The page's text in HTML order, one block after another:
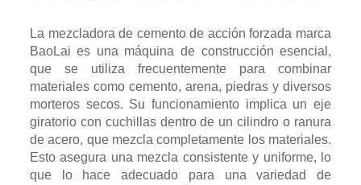
La mezcladora de cemento de acción forzada marca
BaoLai es una máquina de construcción esencial,
que se utiliza frecuentemente para combinar
materiales como cemento, arena, piedras y diversos
morteros secos. Su funcionamiento implica un eje
giratorio con cuchillas dentro de un cilindro o ranura
de acero, que mezcla completamente los materiales.
Esto asegura una mezcla consistente y uniforme, lo
que lo hace adecuado para una variedad de